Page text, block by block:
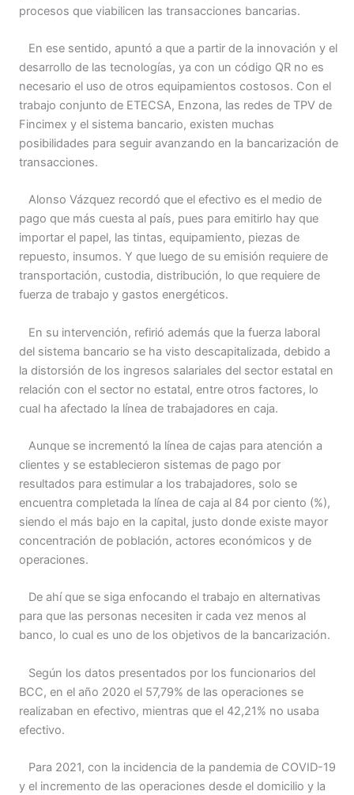
procesos que viabilicen las transacciones bancarias.
En ese sentido, apuntó a que a partir de la innovación y el
desarrollo de las tecnologías, ya con un código QR no es
necesario el uso de otros equipamientos costosos. Con el
trabajo conjunto de ETECSA, Enzona, las redes de TPV de
Fincimex y el sistema bancario, existen muchas
posibilidades para seguir avanzando en la bancarización de
transacciones.
Alonso Vázquez recordó que el efectivo es el medio de
pago que más cuesta al país, pues para emitirlo hay que
importar el papel, las tintas, equipamiento, piezas de
repuesto, insumos. Y que luego de su emisión requiere de
transportación, custodia, distribución, lo que requiere de
fuerza de trabajo y gastos energéticos.
En su intervención, refirió además que la fuerza laboral
del sistema bancario se ha visto descapitalizada, debido a
la distorsión de los ingresos salariales del sector estatal en
relación con el sector no estatal, entre otros factores, lo
cual ha afectado la línea de trabajadores en caja.
Aunque se incrementó la línea de cajas para atención a
clientes y se establecieron sistemas de pago por
resultados para estimular a los trabajadores, solo se
encuentra completada la línea de caja al 84 por ciento (%),
siendo el más bajo en la capital, justo donde existe mayor
concentración de población, actores económicos y de
operaciones.
De ahí que se siga enfocando el trabajo en alternativas
para que las personas necesiten ir cada vez menos al
banco, lo cual es uno de los objetivos de la bancarización.
Según los datos presentados por los funcionarios del
BCC, en el año 2020 el 57,79% de las operaciones se
realizaban en efectivo, mientras que el 42,21% no usaba
efectivo.
Para 2021, con la incidencia de la pandemia de COVID-19
y el incremento de las operaciones desde el domicilio y la